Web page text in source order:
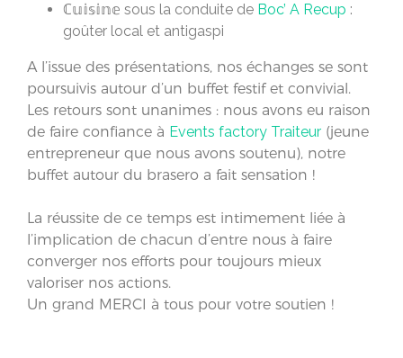
ℂ𝕦𝕚𝕤𝕚𝕟𝕖 sous la conduite de Boc’ A Recup :
goûter local et antigaspi
A l’issue des présentations, nos échanges se sont
poursuivis autour d’un buffet festif et convivial.
Les retours sont unanimes : nous avons eu raison
de faire confiance à Events factory Traiteur (jeune
entrepreneur que nous avons soutenu), notre
buffet autour du brasero a fait sensation !
La réussite de ce temps est intimement liée à
l’implication de chacun d’entre nous à faire
converger nos efforts pour toujours mieux
valoriser nos actions.
Un grand MERCI à tous pour votre soutien !